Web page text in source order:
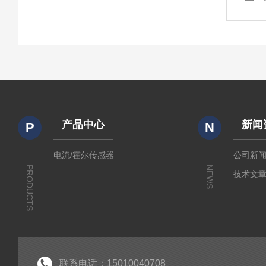
P
PRODUCTS
产品中心
电流/霍尔传感器
N
NEWS
新闻
公司新
技术文
联系电话：15010040708